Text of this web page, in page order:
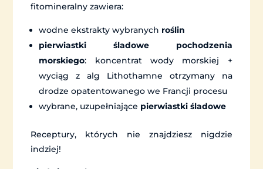
fitomineralny zawiera:
wodne ekstrakty wybranych roślin
pierwiastki śladowe pochodzenia
morskiego: koncentrat wody morskiej +
wyciąg z alg Lithothamne otrzymany na
drodze opatentowanego we Francji procesu
wybrane, uzupełniające pierwiastki śladowe
Receptury, których nie znajdziesz nigdzie
indziej!